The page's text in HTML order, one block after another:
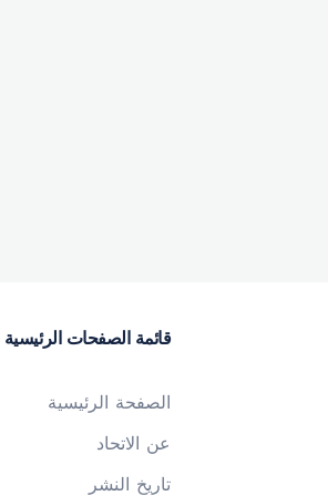
قائمة الصفحات الرئيسية
الصفحة الرئيسية
عن الاتحاد
تاريخ النشر